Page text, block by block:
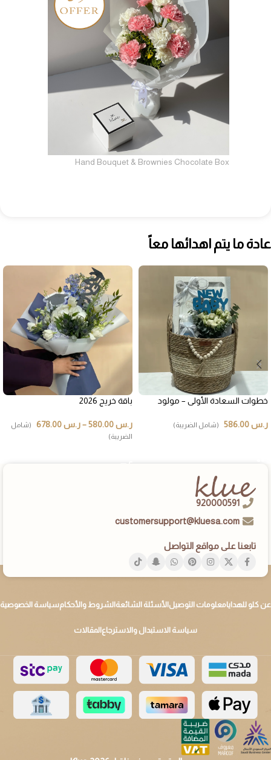
Hand Bouquet & Brownies Chocolate Box
عادة ما يتم اهدائها معاً
خطوات السعادة الأولى – مولود
ر.س (شامل الضريبة)
باقة خريج 2026
ر.س –ر.س
(شامل
الضريبة)
920000591
customersupport@kluesa.com
تابعنا على مواقع التواصل
عن كلو للهدايامعلومات التوصيلالأسئلة الشائعةالشروط والأحكامسياسة الخصوصية
سياسة الاستبدال والاسترجاعالمقالات